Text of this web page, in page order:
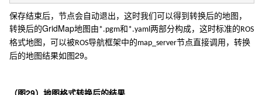
保存结束后，节点会自动退出，这时我们可以得到转换后的地图，
转换后的GridMap地图由*.pgm和 *.yaml两部分构成，这时标准的ROS
格式地图，可以被ROS导航框架中的map_server节点直接调用，转换
后的地图结果如图29。
29